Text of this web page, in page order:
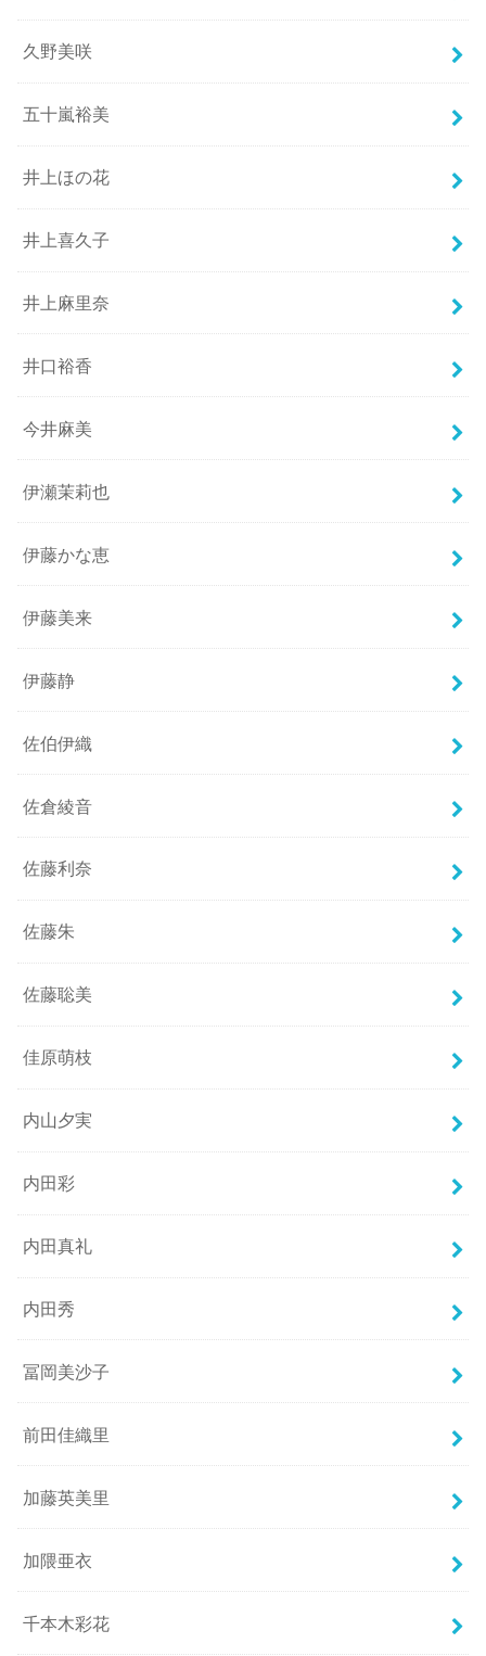
久野美咲
五十嵐裕美
井上ほの花
井上喜久子
井上麻里奈
井口裕香
今井麻美
伊瀬茉莉也
伊藤かな恵
伊藤美来
伊藤静
佐伯伊織
佐倉綾音
佐藤利奈
佐藤朱
佐藤聡美
佳原萌枝
内山夕実
内田彩
内田真礼
内田秀
冨岡美沙子
前田佳織里
加藤英美里
加隈亜衣
千本木彩花